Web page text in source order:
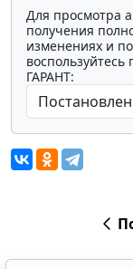
Для просмотра
получения
изменениях и
ГАРАНТ: